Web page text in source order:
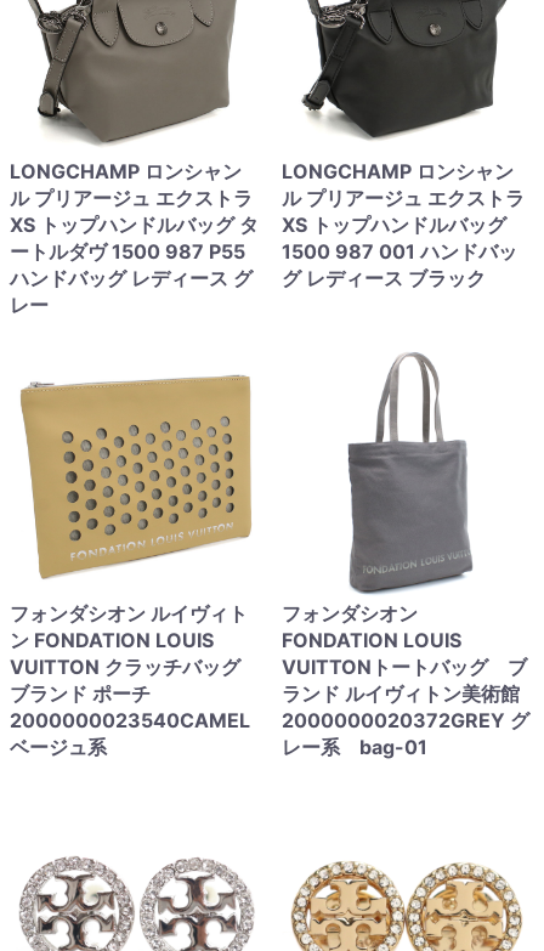
LONGCHAMP ロンシャン
ル プリアージュ エクストラ
XS トップハンドルバッグ タ
ートルダヴ 1500 987 P55
ハンドバッグ レディース グ
レー
LONGCHAMP ロンシャン
ル プリアージュ エクストラ
XS トップハンドルバッグ
1500 987 001 ハンドバッ
グ レディース ブラック
フォンダシオン ルイヴィト
ン FONDATION LOUIS
VUITTON クラッチバッグ
ブランド ポーチ
2000000023540CAMEL
ベージュ系
フォンダシオン
FONDATION LOUIS
VUITTONトートバッグ ブ
ランド ルイヴィトン美術館
2000000020372GREY グ
レー系 bag-01